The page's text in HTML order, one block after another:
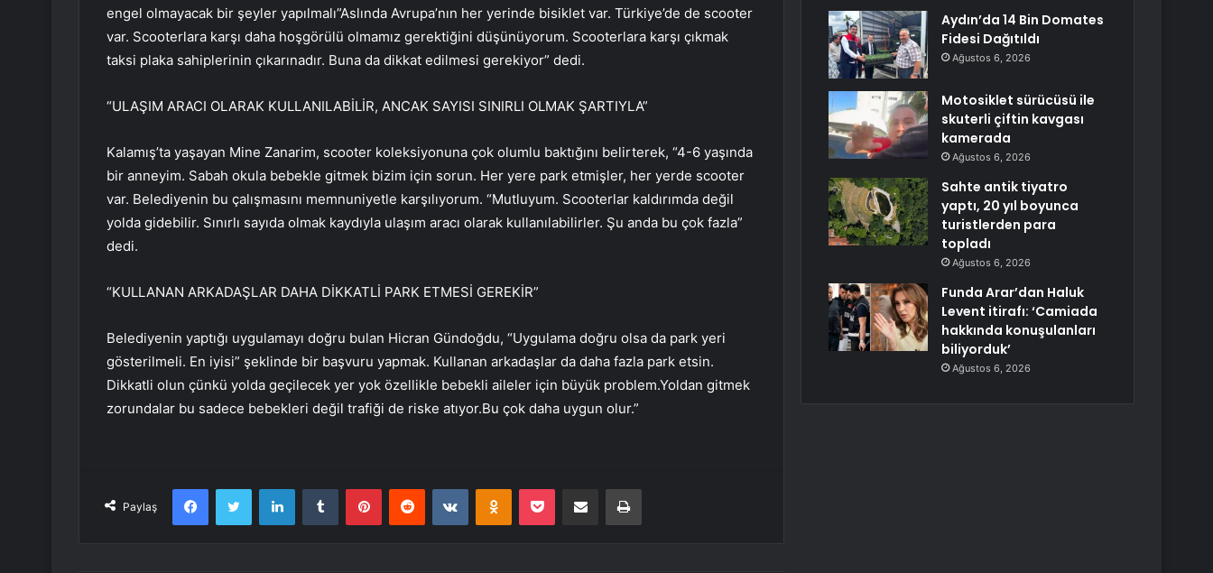
engel olmayacak bir şeyler yapılmalı”Aslında Avrupa’nın her yerinde bisiklet var. Türkiye’de de scooter
var. Scooterlara karşı daha hoşgörülü olmamız gerektiğini düşünüyorum. Scooterlara karşı çıkmak
taksi plaka sahiplerinin çıkarınadır. Buna da dikkat edilmesi gerekiyor” dedi.
“ULAŞIM ARACI OLARAK KULLANILABİLİR, ANCAK SAYISI SINIRLI OLMAK ŞARTIYLA”
Kalamış’ta yaşayan Mine Zanarim, scooter koleksiyonuna çok olumlu baktığını belirterek, “4-6 yaşında
bir anneyim. Sabah okula bebekle gitmek bizim için sorun. Her yere park etmişler, her yerde scooter
var. Belediyenin bu çalışmasını memnuniyetle karşılıyorum. “Mutluyum. Scooterlar kaldırımda değil
yolda gidebilir. Sınırlı sayıda olmak kaydıyla ulaşım aracı olarak kullanılabilirler. Şu anda bu çok fazla”
dedi.
“KULLANAN ARKADAŞLAR DAHA DİKKATLİ PARK ETMESİ GEREKİR”
Belediyenin yaptığı uygulamayı doğru bulan Hicran Gündoğdu, “Uygulama doğru olsa da park yeri
gösterilmeli. En iyisi” şeklinde bir başvuru yapmak. Kullanan arkadaşlar da daha fazla park etsin.
Dikkatli olun çünkü yolda geçilecek yer yok özellikle bebekli aileler için büyük problem.Yoldan gitmek
zorundalar bu sadece bebekleri değil trafiği de riske atıyor.Bu çok daha uygun olur.”
Paylaş
FacebookTwitter LinkedInTumblr PinterestReddit VKontakteOdnoklassniki
Pocket E-Posta ile paylaş Yazdır
Aydın’da 14 Bin Domates
Fidesi Dağıtıldı
Ağustos 6, 2026
Motosiklet sürücüsü ile
skuterli çiftin kavgası
kamerada
Ağustos 6, 2026
Sahte antik tiyatro
yaptı, 20 yıl boyunca
turistlerden para
topladı
Ağustos 6, 2026
Funda Arar’dan Haluk
Levent itirafı: ‘Camiada
hakkında konuşulanları
biliyorduk’
Ağustos 6, 2026